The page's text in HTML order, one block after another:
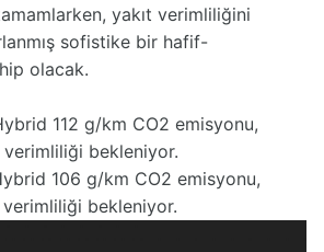
yakıt verimliliğini
sofistike bir hafif-
olacak.
112 g/km CO2 emisyonu,
verimliliği bekleniyor.
106 g/km CO2 emisyonu,
bekleniyor.